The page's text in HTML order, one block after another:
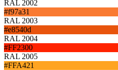
RAL 2002
#f97a31
RAL 2003
#e8540d
RAL 2004
#FF2300
RAL 2005
#FFA421